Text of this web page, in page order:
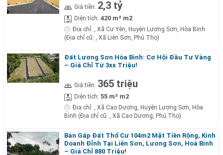
Giá tiền: 2,3 tỷ
Diện tích: 420 m² m2
Địa chỉ: , Xã Cư Yên, Huyện Lương Sơn, Hòa Bình
(Địa chỉ cũ: , Xã Liên Sơn, Phú Thọ)
Đất Lương Sơn Hòa Bình: Cơ Hội Đầu Tư Vàng
– Giá Chỉ Từ 3xx Triệu!
Giá tiền: 365 triệu
Diện tích: 55 m² m2
Địa chỉ: , Xã Cao Dương, Huyện Lương Sơn, Hòa
Bình (Địa chỉ cũ: , Xã Cao Dương, Phú Thọ)
Bán Gấp Đất Thổ Cư 104m2 Mặt Tiền Rộng, Kinh
Doanh Đỉnh Tại Liên Sơn, Lương Sơn, Hoà Bình
– Giá Chỉ 880 Triệu!